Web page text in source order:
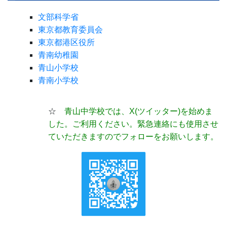
文部科学省
東京都教育委員会
東京都港区役所
青南幼稚園
青山小学校
青南小学校
☆ 青山中学校では、X(ツイッター)を始めま
した。ご利用ください。緊急連絡にも使用させ
ていただきますのでフォローをお願いします。